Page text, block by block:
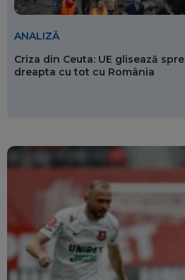
ANALIZĂ
Criza din Ceuta: UE glisează spre
dreapta cu tot cu România